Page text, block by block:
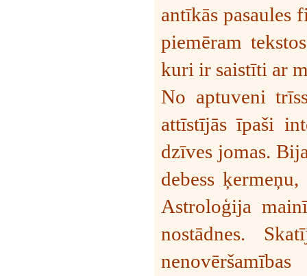
antīkās pasaules
piemēram
kuri ir saistīti ar
No aptuveni
attīstījās īpaši
dzīves jomas.
debess
Astroloģija
nostādnes.